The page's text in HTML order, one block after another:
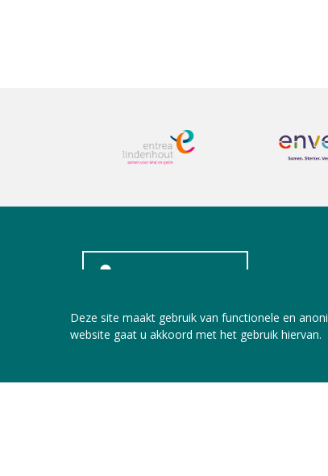
Deze site maakt gebruik van functionele en
website gaat u akkoord met het gebruik hiervan.